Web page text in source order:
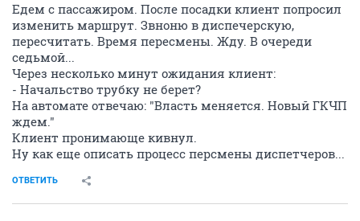
Едем с пассажиром. После посадки клиент попросил
изменить маршрут. Звноню в диспечерскую,
пересчитать. Время пересмены. Жду. В очереди
седьмой...
Через несколько минут ожидания клиент:
- Начальство трубку не берет?
На автомате отвечаю: "Власть меняется. Новый ГКЧП
ждем."
Клиент пронимающе кивнул.
Ну как еще описать процесс персмены диспетчеров...
ОТВЕТИТЬ